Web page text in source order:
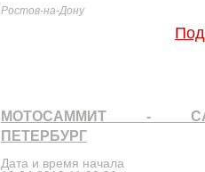
Ростов-на-Дону
МОТОСАММИТ -
ПЕТЕРБУРГ
Дата и время начала